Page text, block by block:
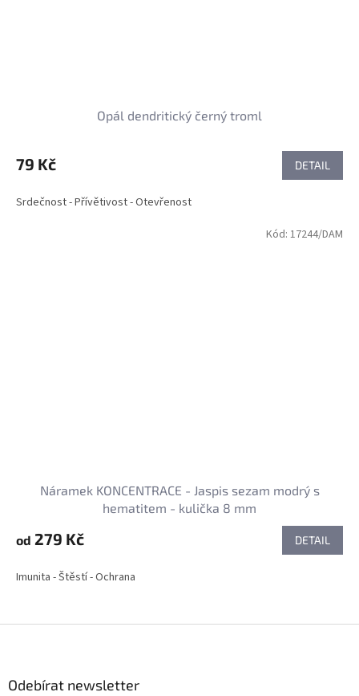
Opál dendritický černý troml
79 Kč DETAIL
Srdečnost - Přívětivost - Otevřenost
Náramek KONCENTRACE - Jaspis sezam modrý s
hematitem - kulička 8 mm
od 279 Kč DETAIL
Imunita - Štěstí - Ochrana
Kód: 17244/DAM
Odebírat newsletter